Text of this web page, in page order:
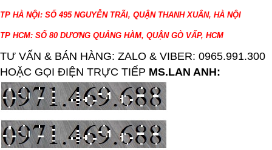
TP HÀ NỘI: SỐ 495 NGUYỄN TRÃI, QUẬN THANH XUÂN, HÀ NỘI
TP HCM: SỐ 80 DƯƠNG QUẢNG HÀM, QUẬN GÒ VẤP, HCM
TƯ VẤN & BÁN HÀNG: ZALO & VIBER: 0965.991.300
HOẶC GỌI ĐIỆN TRỰC TIẾP MS.LAN ANH: